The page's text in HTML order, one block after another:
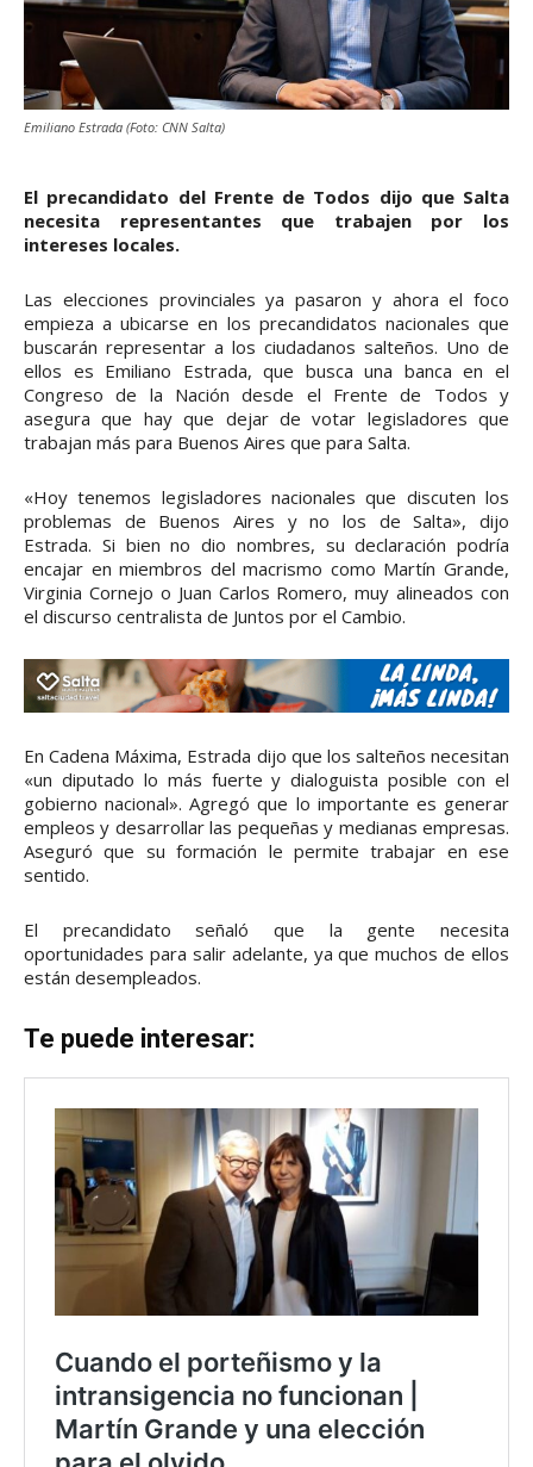
Emiliano Estrada (Foto: CNN Salta)
El precandidato del Frente de Todos dijo que Salta
necesita representantes que trabajen por los
intereses locales.
Las elecciones provinciales ya pasaron y ahora el foco
empieza a ubicarse en los precandidatos nacionales que
buscarán representar a los ciudadanos salteños. Uno de
ellos es Emiliano Estrada, que busca una banca en el
Congreso de la Nación desde el Frente de Todos y
asegura que hay que dejar de votar legisladores que
trabajan más para Buenos Aires que para Salta.
«Hoy tenemos legisladores nacionales que discuten los
problemas de Buenos Aires y no los de Salta», dijo
Estrada. Si bien no dio nombres, su declaración podría
encajar en miembros del macrismo como Martín Grande,
Virginia Cornejo o Juan Carlos Romero, muy alineados con
el discurso centralista de Juntos por el Cambio.
En Cadena Máxima, Estrada dijo que los salteños necesitan
«un diputado lo más fuerte y dialoguista posible con el
gobierno nacional». Agregó que lo importante es generar
empleos y desarrollar las pequeñas y medianas empresas.
Aseguró que su formación le permite trabajar en ese
sentido.
El precandidato señaló que la gente necesita
oportunidades para salir adelante, ya que muchos de ellos
están desempleados.
Te puede interesar: